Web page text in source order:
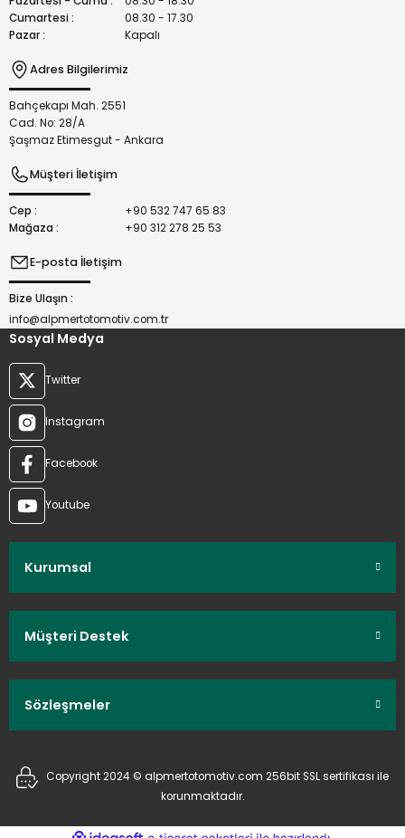
Cumartesi :
08.30 - 17.30
Pazar :
Kapalı
Adres Bilgilerimiz
Bahçekapı Mah. 2551
Cad. No: 28/A
Şaşmaz Etimesgut - Ankara
Müşteri İletişim
Cep :
+90 532 747 65 83
Mağaza :
+90 312 278 25 53
E-posta İletişim
Bize Ulaşın :
info@alpmertotomotiv.com.tr
Sosyal Medya
Twitter
Instagram
Facebook
Youtube
Kurumsal
Müşteri Destek
Sözleşmeler
Copyright 2024 © alpmertotomotiv.com 256bit SSL sertifikası ile
korunmaktadır.